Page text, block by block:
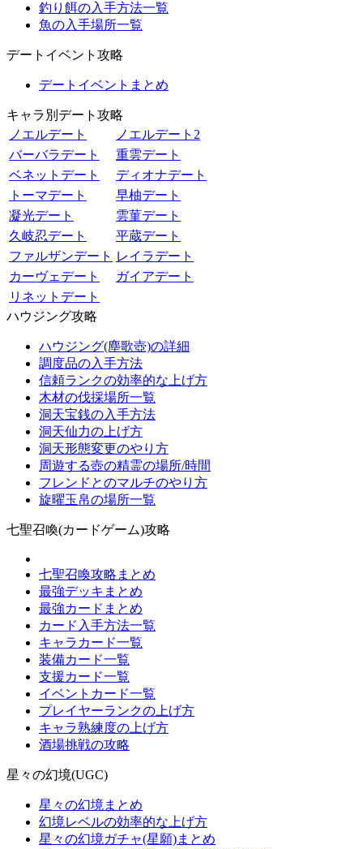
釣り餌の入手方法一覧
魚の入手場所一覧
デートイベント攻略
デートイベントまとめ
キャラ別デート攻略
ノエルデート
ノエルデート2
バーバラデート
重雲デート
ベネットデート
ディオナデート
トーマデート
早柚デート
凝光デート
雲菫デート
久岐忍デート
平蔵デート
ファルザンデート レイラデート
カーヴェデート
ガイアデート
リネットデート
ハウジング攻略
ハウジング(塵歌壺)の詳細
調度品の入手方法
信頼ランクの効率的な上げ方
木材の伐採場所一覧
洞天宝銭の入手方法
洞天仙力の上げ方
洞天形態変更のやり方
周遊する壺の精霊の場所/時間
フレンドとのマルチのやり方
旋曜玉帛の場所一覧
七聖召喚(カードゲーム)攻略
七聖召喚攻略まとめ
最強デッキまとめ
最強カードまとめ
カード入手方法一覧
キャラカード一覧
装備カード一覧
支援カード一覧
イベントカード一覧
プレイヤーランクの上げ方
キャラ熟練度の上げ方
酒場挑戦の攻略
星々の幻境(UGC)
星々の幻境まとめ
幻境レベルの効率的な上げ方
星々の幻境ガチャ(星願)まとめ